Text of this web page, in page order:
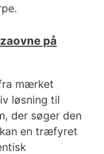
på
mærket
løsning til
der søger den
en træfyret